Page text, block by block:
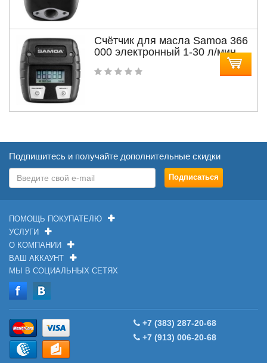
Счётчик для масла Samoa 366
000 электронный 1-30 л/мин
Подпишитесь и получайте дополнительные скидки
ПОМОЩЬ ПОКУПАТЕЛЮ
УСЛУГИ
О КОМПАНИИ
ВАШ АККАУНТ
МЫ В СОЦИАЛЬНЫХ СЕТЯХ
+7 (383) 287-20-68
+7 (913) 006-20-68